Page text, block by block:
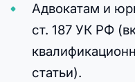
Адвокатам и
ст. 187 УК РФ
статьи).